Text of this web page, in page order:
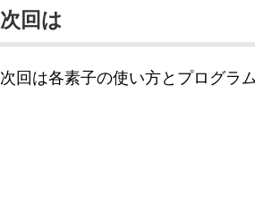
次回は
次回は各素子の使い方とプログラ